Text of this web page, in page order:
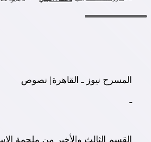
المسرح نيوز ـ القاهرة| نصوص
ـ
القسم الثالث والأخير من ملحمة